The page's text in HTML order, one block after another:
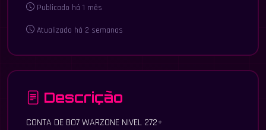
Publicado há 1 mês
Atualizado há 2 semanas
Descrição
CONTA DE BO7 WARZONE NIVEL 272+